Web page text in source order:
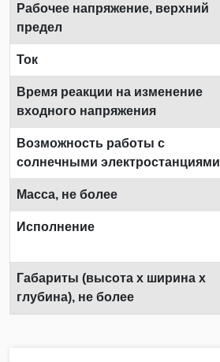
Рабочее напряжение, верхний
предел
Ток
Время реакции на изменение
входного напряжения
Возможность работы с
солнечными электростанциями
Масса, не более
Исполнение
Габариты (высота х ширина х
глубина), не более